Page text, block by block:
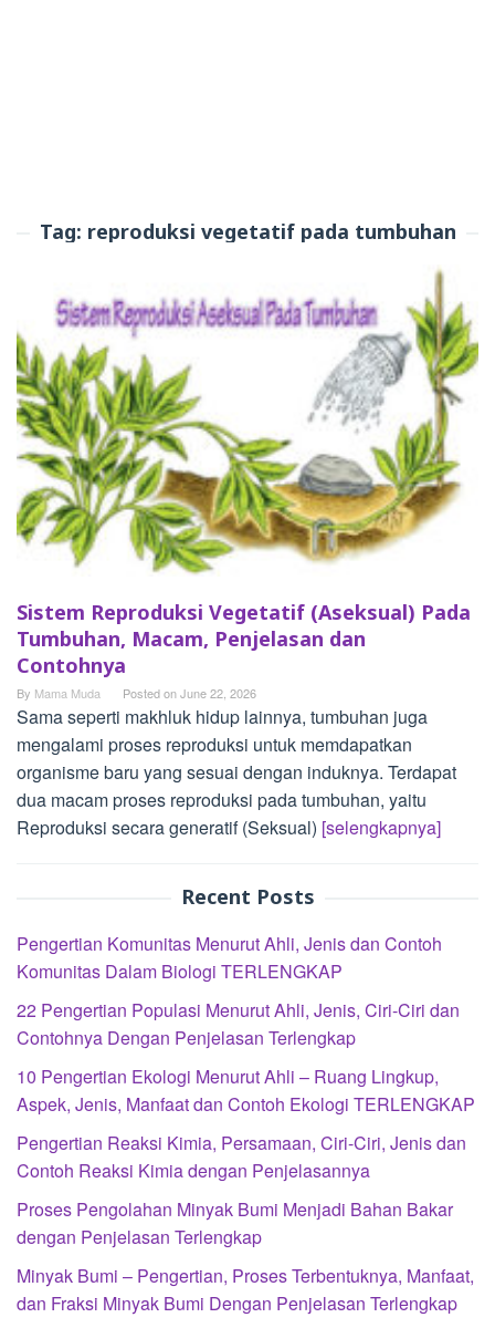
Tag: reproduksi vegetatif pada tumbuhan
Sistem Reproduksi Vegetatif (Aseksual) Pada
Tumbuhan, Macam, Penjelasan dan
Contohnya
By Mama Muda Posted onJune 22, 2026
Sama seperti makhluk hidup lainnya, tumbuhan juga
mengalami proses reproduksi untuk memdapatkan
organisme baru yang sesuai dengan induknya. Terdapat
dua macam proses reproduksi pada tumbuhan, yaitu
Reproduksi secara generatif (Seksual) [selengkapnya]
Recent Posts
Pengertian Komunitas Menurut Ahli, Jenis dan Contoh
Komunitas Dalam Biologi TERLENGKAP
22 Pengertian Populasi Menurut Ahli, Jenis, Ciri-Ciri dan
Contohnya Dengan Penjelasan Terlengkap
10 Pengertian Ekologi Menurut Ahli – Ruang Lingkup,
Aspek, Jenis, Manfaat dan Contoh Ekologi TERLENGKAP
Pengertian Reaksi Kimia, Persamaan, Ciri-Ciri, Jenis dan
Contoh Reaksi Kimia dengan Penjelasannya
Proses Pengolahan Minyak Bumi Menjadi Bahan Bakar
dengan Penjelasan Terlengkap
Minyak Bumi – Pengertian, Proses Terbentuknya, Manfaat,
dan Fraksi Minyak Bumi Dengan Penjelasan Terlengkap